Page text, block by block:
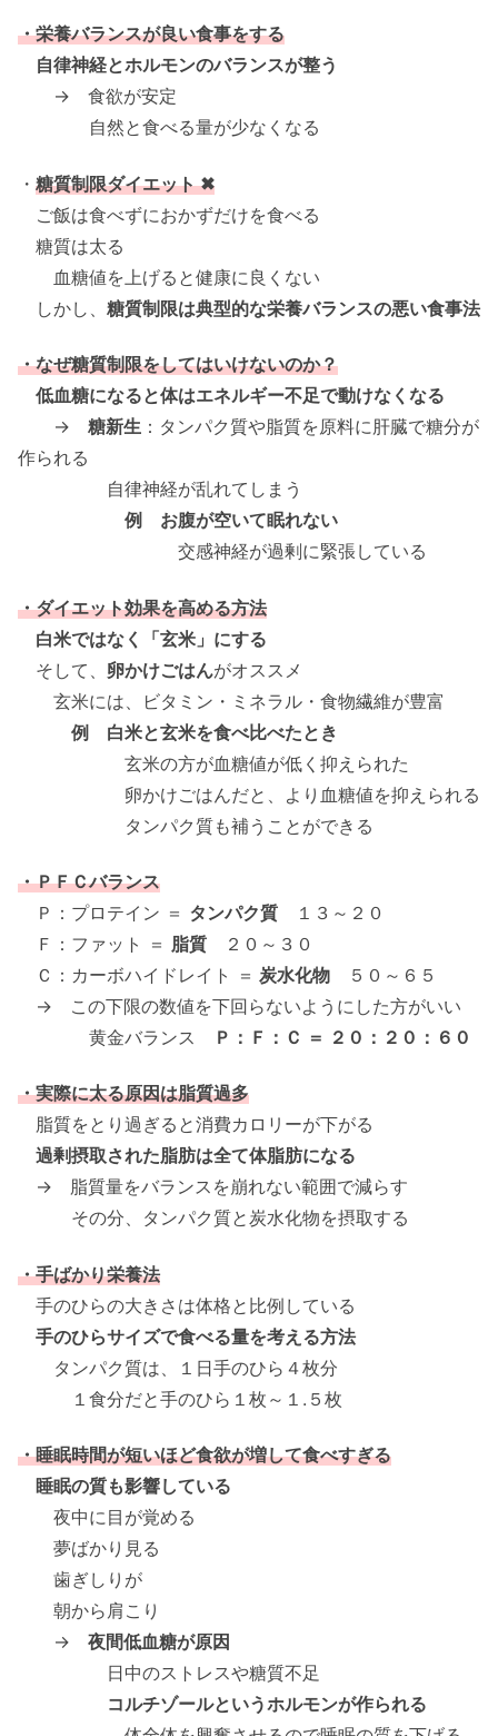
・栄養バランスが良い食事をする
自律神経とホルモンのバランスが整う
→ 食欲が安定
自然と食べる量が少なくなる
・ 糖質制限ダイエット ✖
ご飯は食べずにおかずだけを食べる
糖質は太る
血糖値を上げると健康に良くない
しかし、 糖質制限は典型的な栄養バランスの悪い食事法
・なぜ糖質制限をしてはいけないのか？
低血糖になると体はエネルギー不足で動けなくなる
→ 糖新生 ：タンパク質や脂質を原料に肝臓で糖分が
作られる
自律神経が乱れてしまう
例 お腹が空いて眠れない
交感神経が過剰に緊張している
・ダイエット効果を高める方法
白米ではなく「玄米」にする
そして、 卵かけごはんがオススメ
玄米には、ビタミン・ミネラル・食物繊維が豊富
例 白米と玄米を食べ比べたとき
玄米の方が血糖値が低く抑えられた
卵かけごはんだと、より血糖値を抑えられる
タンパク質も補うことができる
・ＰＦＣバランス
Ｐ：プロテイン ＝ タンパク質 １３～２０
Ｆ：ファット ＝ 脂質 ２０～３０
Ｃ：カーボハイドレイト ＝ 炭水化物 ５０～６５
→ この下限の数値を下回らないようにした方がいい
黄金バランス
Ｐ：Ｆ：Ｃ ＝ ２０：２０：６０
・実際に太る原因は脂質過多
脂質をとり過ぎると消費カロリーが下がる
過剰摂取された脂肪は全て体脂肪になる
→ 脂質量をバランスを崩れない範囲で減らす
その分、タンパク質と炭水化物を摂取する
・手ばかり栄養法
手のひらの大きさは体格と比例している
手のひらサイズで食べる量を考える方法
タンパク質は、１日手のひら４枚分
１食分だと手のひら１枚～１.５枚
・睡眠時間が短いほど食欲が増して食べすぎる
睡眠の質も影響している
夜中に目が覚める
夢ばかり見る
歯ぎしりが
朝から肩こり
→ 夜間低血糖が原因
日中のストレスや糖質不足
コルチゾールというホルモンが作られる